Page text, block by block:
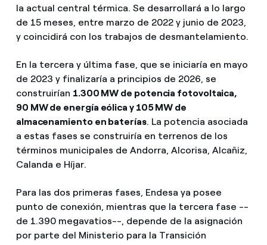
la actual central térmica. Se desarrollará a lo largo
de 15 meses, entre marzo de 2022 y junio de 2023,
y coincidirá con los trabajos de desmantelamiento.
En la tercera y última fase, que se iniciaría en mayo
de 2023 y finalizaría a principios de 2026, se
construirían 1.300 MW de potencia fotovoltaica,
90 MW de energía eólica y 105 MW de
almacenamiento en baterías. La potencia asociada
a estas fases se construiría en terrenos de los
términos municipales de Andorra, Alcorisa, Alcañiz,
Calanda e Híjar.
Para las dos primeras fases, Endesa ya posee
punto de conexión, mientras que la tercera fase --
de 1.390 megavatios--, depende de la asignación
por parte del Ministerio para la Transición